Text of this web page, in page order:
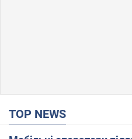
TOP NEWS